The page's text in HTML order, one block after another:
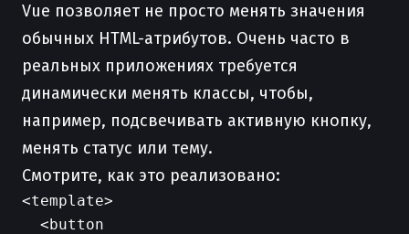
Vue позволяет не просто менять значения
обычных HTML-атрибутов. Очень часто в
реальных приложениях требуется
динамически менять классы, чтобы,
например, подсвечивать активную кнопку,
менять статус или тему.
Смотрите, как это реализовано:
<template>
  <button